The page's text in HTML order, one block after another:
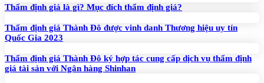
Thẩm định giá là gì? Mục đích thẩm định giá?
Thẩm định giá Thành Đô được vinh danh Thương hiệu uy tín
Quốc Gia 2023
Thẩm định giá Thành Đô ký hợp tác cung cấp dịch vụ thẩm định
giá tài sản với Ngân hàng Shinhan